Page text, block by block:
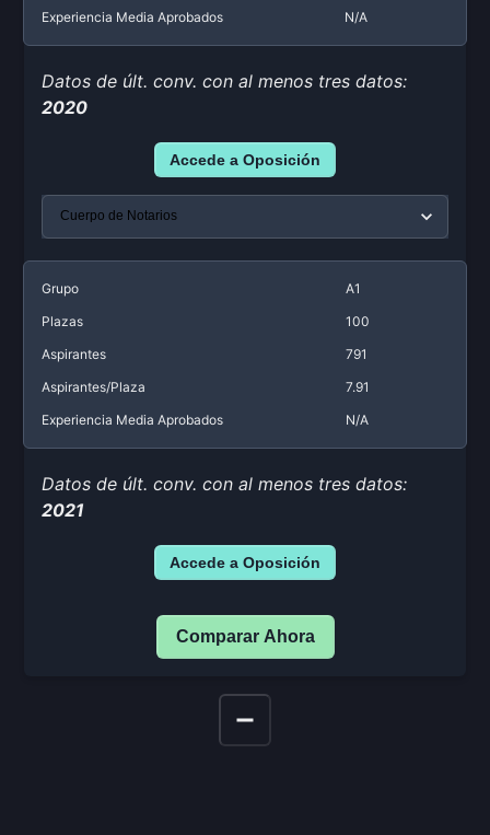
Experiencia Media Aprobados
N/A
Datos de últ. conv. con al menos tres datos:
2020
Accede a Oposición
Grupo
A1
Plazas
100
Aspirantes
791
Aspirantes/Plaza
7.91
Experiencia Media Aprobados
N/A
Datos de últ. conv. con al menos tres datos:
2021
Accede a Oposición
Comparar Ahora